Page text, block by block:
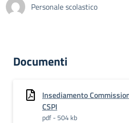
Personale scolastico
Documenti
Insediamento
CSPI
pdf - 504 kb